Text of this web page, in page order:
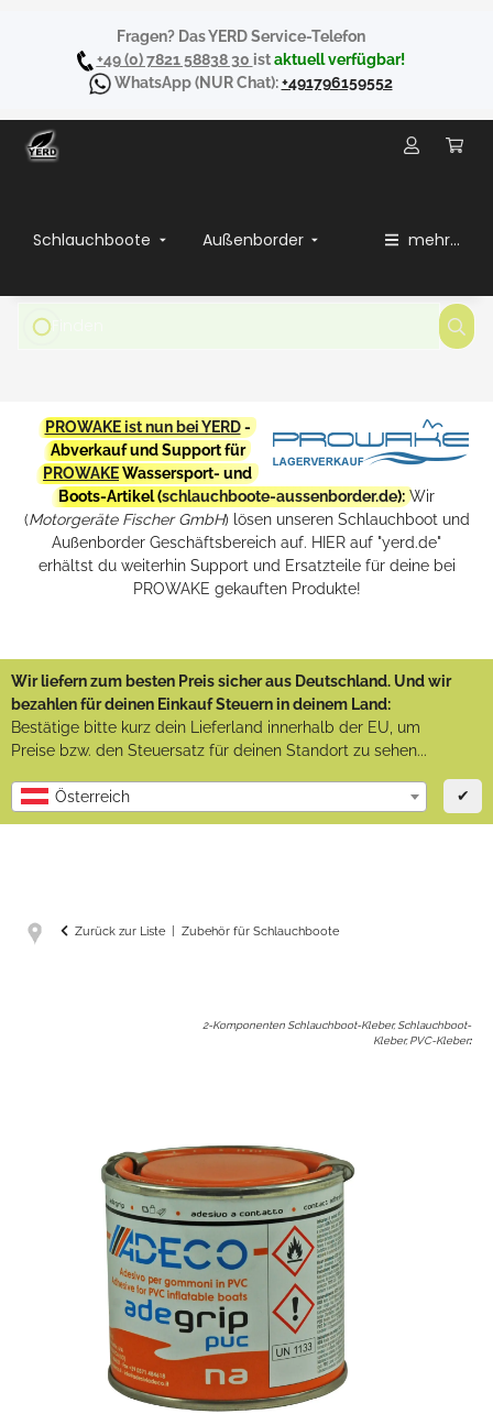
Fragen? Das YERD Service-Telefon
+49 (0) 7821 58838 30 istaktuell verfügbar!
WhatsApp(NUR Chat):+491796159552
Schlauchboote Außenborder mehr...
PROWAKE ist nun bei YERD-
Abverkauf und Support für
PROWAKEWassersport- und
Boots-Artikel (schlauchboote-aussenborder.de): Wir
(Motorgeräte Fischer GmbH) lösen unseren Schlauchboot und
Außenborder Geschäftsbereich auf. HIER auf "yerd.de"
erhältst du weiterhin Support und Ersatzteile für deine bei
PROWAKE gekauften Produkte!
Wir liefern zum besten Preis sicher aus Deutschland. Und wir
bezahlen für deinen Einkauf Steuern in deinem Land:
Bestätige bitte kurz dein Lieferland innerhalb der EU, um
Preise bzw. den Steuersatz für deinen Standort zu sehen...
Österreich ✔
Zurück zur Liste Zubehör für Schlauchboote
2-Komponenten Schlauchboot-Kleber, Schlauchboot-
Kleber, PVC-Kleber: